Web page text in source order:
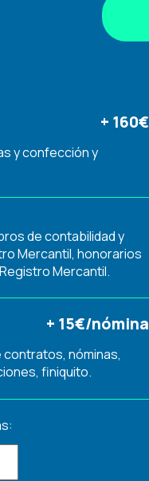
+ 160€
y confección y
de contabilidad y
Mercantil, honorarios
Mercantil.
+ 15€/nómina
nóminas,
finiquito.